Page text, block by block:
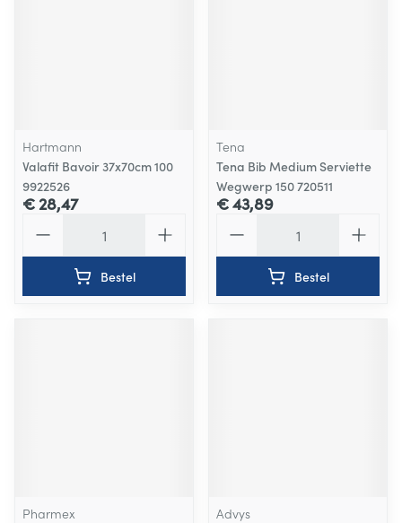
Hartmann
Valafit Bavoir 37x70cm 100
9922526
€ 28,47
Bestel
Tena
Tena Bib Medium Serviette
Wegwerp 150 720511
€ 43,89
Bestel
Pharmex
Advys